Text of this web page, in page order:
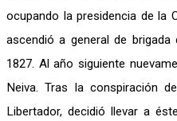
ocupando la presidencia de la
ascendió a general de
1827. Al año siguiente
Neiva. Tras la conspiración
Libertador, decidió llevar a